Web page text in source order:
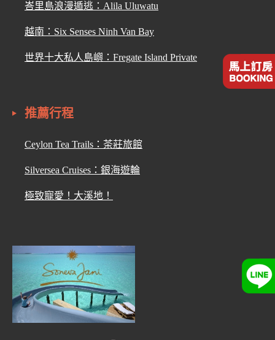
峇里島浪漫遁逃：Alila Uluwatu
越南：Six Senses Ninh Van Bay
世界十大私人島嶼：Fregate Island Private
推薦行程
Ceylon Tea Trails：茶莊旅館
Silversea Cruises：銀海遊輪
極致寵愛！大溪地！